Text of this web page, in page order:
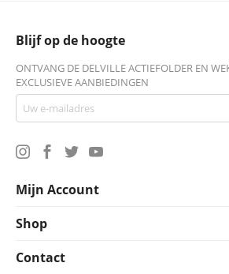
Blijf op de hoogte
ONTVANG DE DELVILLE ACTIEFOLDER EN
EXCLUSIEVE AANBIEDINGEN
Mijn Account
Shop
Contact